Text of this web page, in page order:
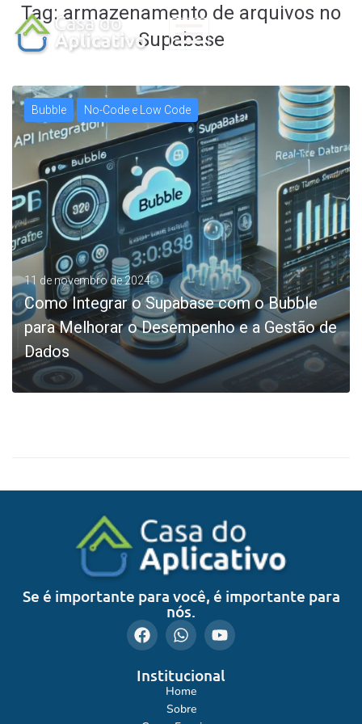
Tag:armazenamento de arquivos no
Supabase
Bubble No-Code e Low Code
11 de novembro de 2024
Como Integrar o Supabase com o Bubble
para Melhorar o Desempenho e a Gestão de
Dados
Se é importante para você, é importante para
nós.
Institucional
Home
Sobre